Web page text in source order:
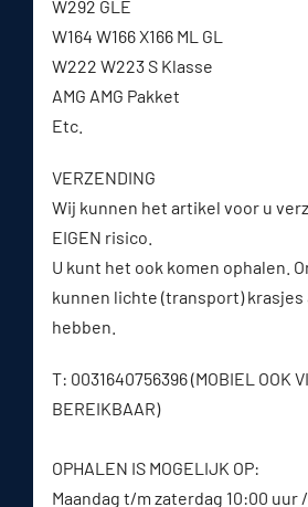
W292 GLE
W164 W166 X166 ML GL
W222 W223 S Klasse
AMG AMG Pakket
Etc.
VERZENDING
Wij kunnen het artikel voor u
EIGEN risico.
U kunt het ook komen ophalen.
kunnen lichte (transport) krasjes
hebben.
T: 0031640756396 (MOBIEL OOK
BEREIKBAAR)
OPHALEN IS MOGELIJK OP:
Maandag t/m zaterdag 10:00 uur